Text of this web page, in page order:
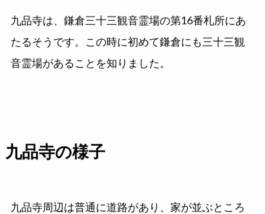
九品寺は、鎌倉三十三観音霊場の第16番札所にあ
たるそうです。この時に初めて鎌倉にも三十三観
音霊場があることを知りました。
九品寺の様子
九品寺周辺は普通に道路があり、家が並ぶところ